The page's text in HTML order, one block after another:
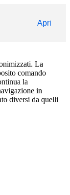
Apri
La
comando
la
in
diversi da quelli